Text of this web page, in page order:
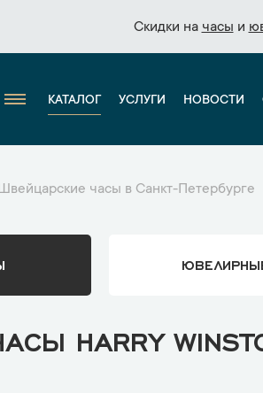
Скидки на часы и
Скидки на часы и
КАТАЛОГ УСЛУГИ НОВОСТИ
часы в Санкт-Петербурге
HARRY